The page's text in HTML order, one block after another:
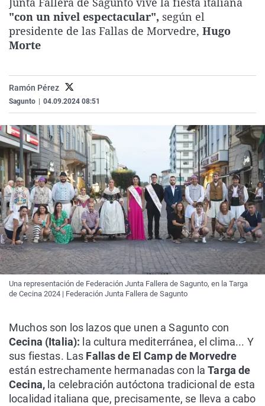
La rosa de los vientos
Gente viajera
Caso
Retornados
Extremadura
Galicia
Virales
Televisión
"con un nivel espectacular", según el
presidente de las Fallas de Morvedre, Hugo
Morte
Ramón Pérez
Sagunto 04.09.2024 08:51
Una representación de Federación Junta Fallera de Sagunto, en la Targa
de Cecina 2024 | Federación Junta Fallera de Sagunto
Muchos son los lazos que unen a Sagunto con
Cecina (Italia): la cultura mediterránea, el clima... Y
sus fiestas. Las Fallas de El Camp de Morvedre
están estrechamente hermanadas con laTarga de
Cecina,la celebración autóctona tradicional de esta
localidad italiana que, precisamente, se lleva a cabo